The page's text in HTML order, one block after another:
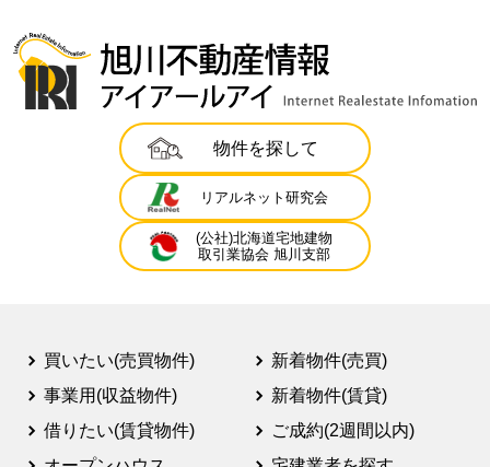
物件を探して
リアルネット研究会
(公社)北海道宅地建物
取引業協会 旭川支部
買いたい(売買物件)
事業用(収益物件)
借りたい(賃貸物件)
新着物件(売買)
新着物件(賃貸)
ご成約(2週間以内)